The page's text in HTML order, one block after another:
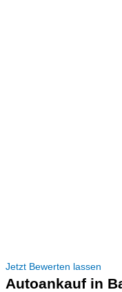
Jetzt Bewerten lassen
Autoankauf in